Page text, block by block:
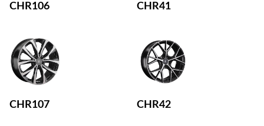
CHR106
CHR107
CHR41
CHR42